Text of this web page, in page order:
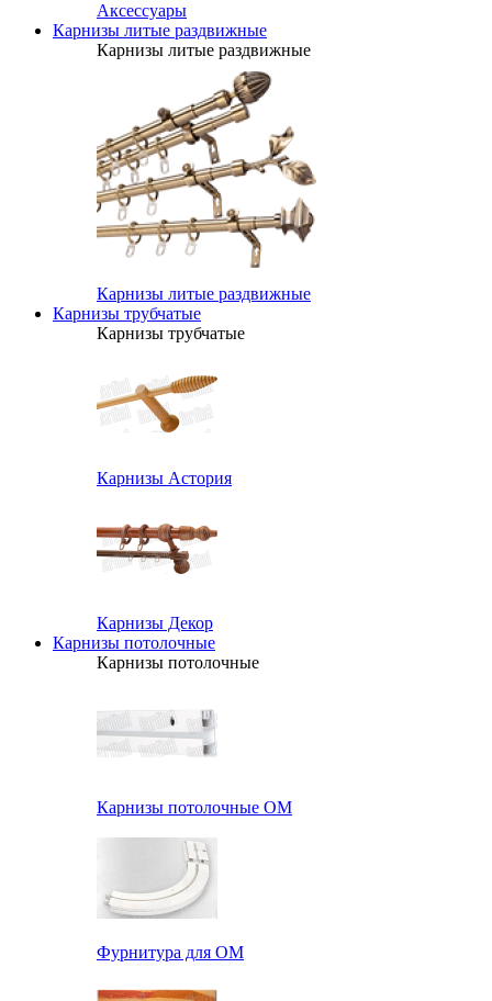
Аксессуары
Карнизы литые раздвижные
Карнизы литые раздвижные
Карнизы литые раздвижные
Карнизы трубчатые
Карнизы трубчатые
Карнизы Астория
Карнизы Декор
Карнизы потолочные
Карнизы потолочные
Карнизы потолочные ОМ
Фурнитура для ОМ